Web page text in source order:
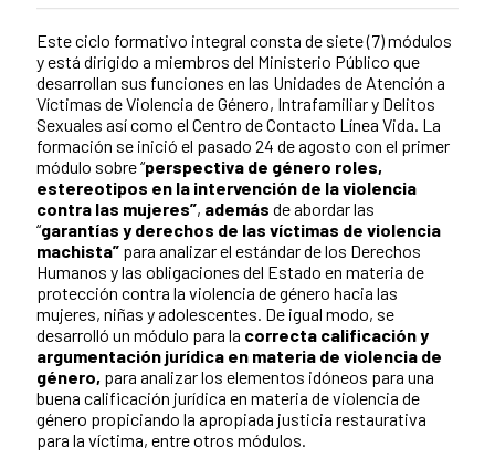
News content
Este ciclo formativo integral consta de siete (7) módulos
y está dirigido a miembros del Ministerio Público que
desarrollan sus funciones en las Unidades de Atención a
Víctimas de Violencia de Género, Intrafamiliar y Delitos
Sexuales así como el Centro de Contacto Línea Vida. La
formación se inició el pasado 24 de agosto con el primer
módulo sobre “perspectiva de género roles,
estereotipos en la intervención de la violencia
contra las mujeres”, además de abordar las
“garantías y derechos de las víctimas de violencia
machista” para analizar el estándar de los Derechos
Humanos y las obligaciones del Estado en materia de
protección contra la violencia de género hacia las
mujeres, niñas y adolescentes. De igual modo, se
desarrolló un módulo para la correcta calificación y
argumentación jurídica en materia de violencia de
género, para analizar los elementos idóneos para una
buena calificación jurídica en materia de violencia de
género propiciando la apropiada justicia restaurativa
para la víctima, entre otros módulos.